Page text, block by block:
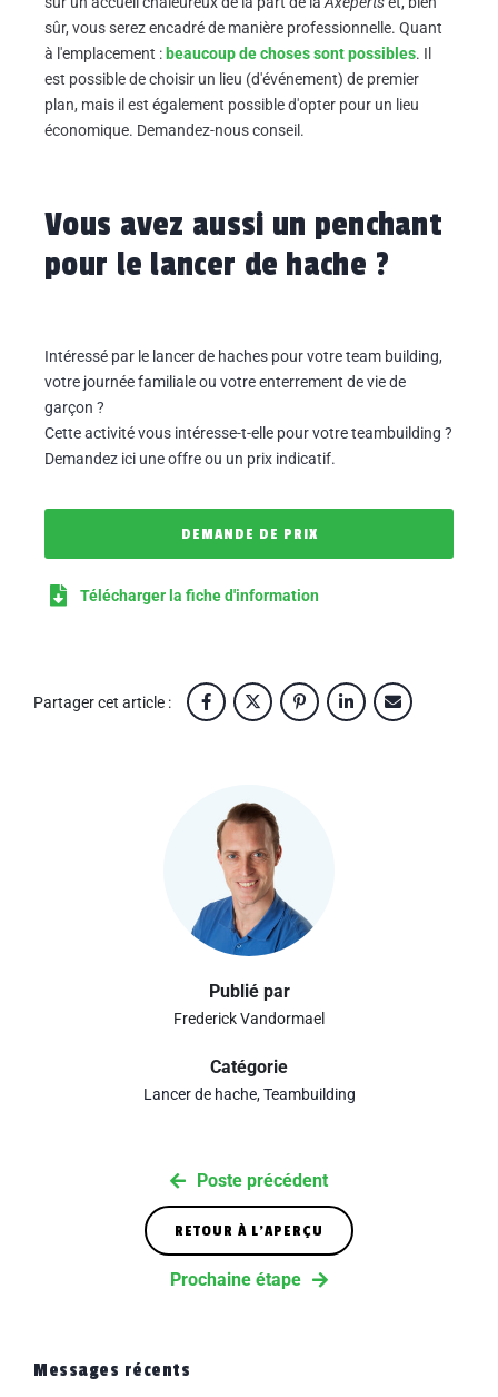
sûr, vous serez encadré de manière professionnelle. Quant
à l'emplacement : beaucoup de choses sont possibles. Il
est possible de choisir un lieu (d'événement) de premier
plan, mais il est également possible d'opter pour un lieu
économique. Demandez-nous conseil.
Vous avez aussi un penchant
pour le lancer de hache ?
Intéressé par le lancer de haches pour votre team building,
votre journée familiale ou votre enterrement de vie de
garçon ?
Cette activité vous intéresse-t-elle pour votre teambuilding ?
Demandez ici une offre ou un prix indicatif.
DEMANDE DE PRIX
Télécharger la fiche d'information
Partager cet article :
Publié par
Frederick Vandormael
Catégorie
Lancer de hache,Teambuilding
Poste précédent
RETOUR À L'APERÇU
Prochaine étape
Messages récents